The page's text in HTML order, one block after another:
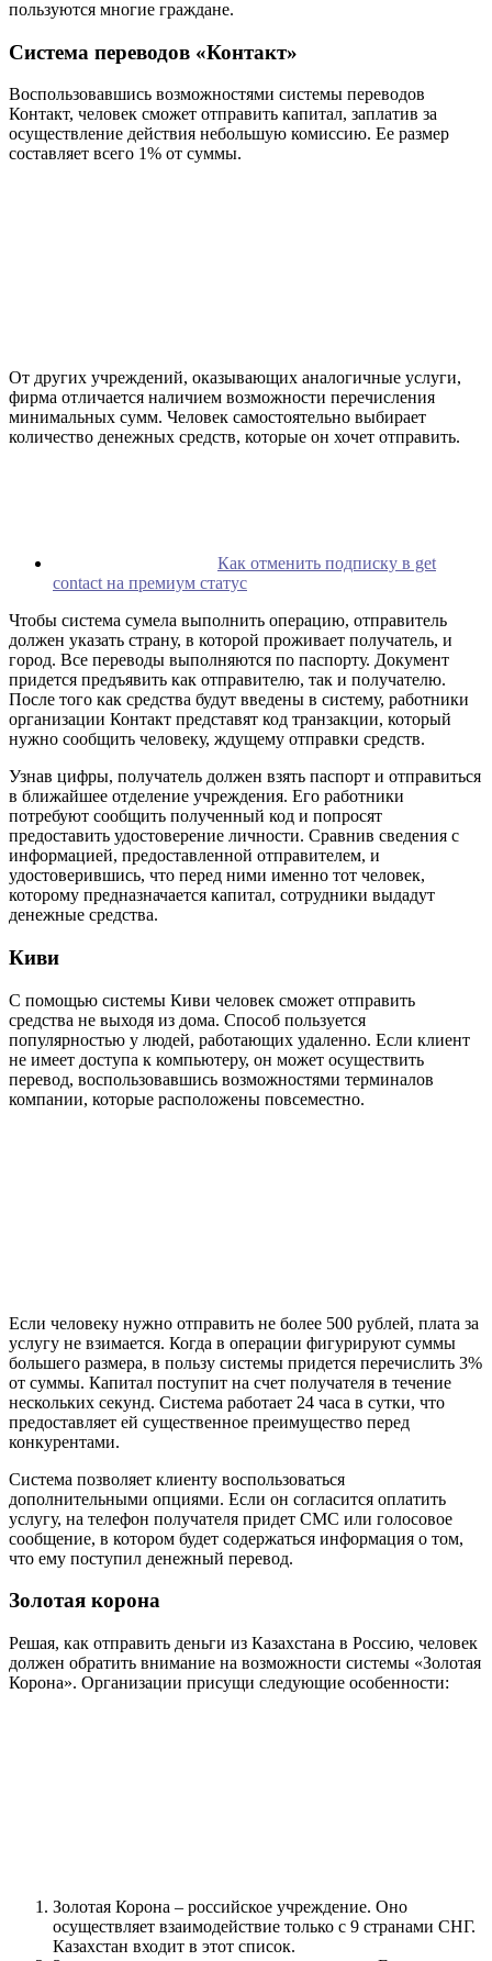
пользуются многие граждане.
Система переводов «Контакт»
Воспользовавшись возможностями системы переводов
Контакт, человек сможет отправить капитал, заплатив за
осуществление действия небольшую комиссию. Ее размер
составляет всего 1% от суммы.
От других учреждений, оказывающих аналогичные услуги,
фирма отличается наличием возможности перечисления
минимальных сумм. Человек самостоятельно выбирает
количество денежных средств, которые он хочет отправить.
Как отменить подписку в get
contact на премиум статус
Чтобы система сумела выполнить операцию, отправитель
должен указать страну, в которой проживает получатель, и
город. Все переводы выполняются по паспорту. Документ
придется предъявить как отправителю, так и получателю.
После того как средства будут введены в систему, работники
организации Контакт представят код транзакции, который
нужно сообщить человеку, ждущему отправки средств.
Узнав цифры, получатель должен взять паспорт и отправиться
в ближайшее отделение учреждения. Его работники
потребуют сообщить полученный код и попросят
предоставить удостоверение личности. Сравнив сведения с
информацией, предоставленной отправителем, и
удостоверившись, что перед ними именно тот человек,
которому предназначается капитал, сотрудники выдадут
денежные средства.
Киви
С помощью системы Киви человек сможет отправить
средства не выходя из дома. Способ пользуется
популярностью у людей, работающих удаленно. Если клиент
не имеет доступа к компьютеру, он может осуществить
перевод, воспользовавшись возможностями терминалов
компании, которые расположены повсеместно.
Если человеку нужно отправить не более 500 рублей, плата за
услугу не взимается. Когда в операции фигурируют суммы
большего размера, в пользу системы придется перечислить 3%
от суммы. Капитал поступит на счет получателя в течение
нескольких секунд. Система работает 24 часа в сутки, что
предоставляет ей существенное преимущество перед
конкурентами.
Система позволяет клиенту воспользоваться
дополнительными опциями. Если он согласится оплатить
услугу, на телефон получателя придет СМС или голосовое
сообщение, в котором будет содержаться информация о том,
что ему поступил денежный перевод.
Золотая корона
Решая, как отправить деньги из Казахстана в Россию, человек
должен обратить внимание на возможности системы «Золотая
Корона». Организации присущи следующие особенности:
Золотая Корона – российское учреждение. Оно
осуществляет взаимодействие только с 9 странами СНГ.
Казахстан входит в этот список.